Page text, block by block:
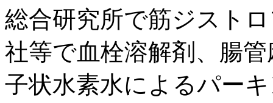
総合研究所で筋ジスト
社等で血栓溶解剤、腸
子状水素水によるパー